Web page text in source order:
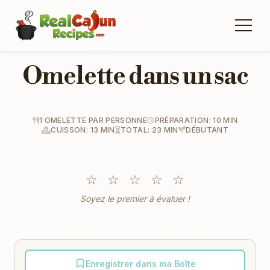
Omelette dans un sac
1 OMELETTE PAR PERSONNE
PRÉPARATION: 10 MIN
CUISSON: 13 MIN
TOTAL: 23 MIN DÉBUTANT
☆ ☆ ☆ ☆ ☆
Soyez le premier à évaluer !
Enregistrer dans ma Boîte